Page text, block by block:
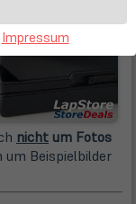
nicht um Fotos
um Beispielbilder
Impressum